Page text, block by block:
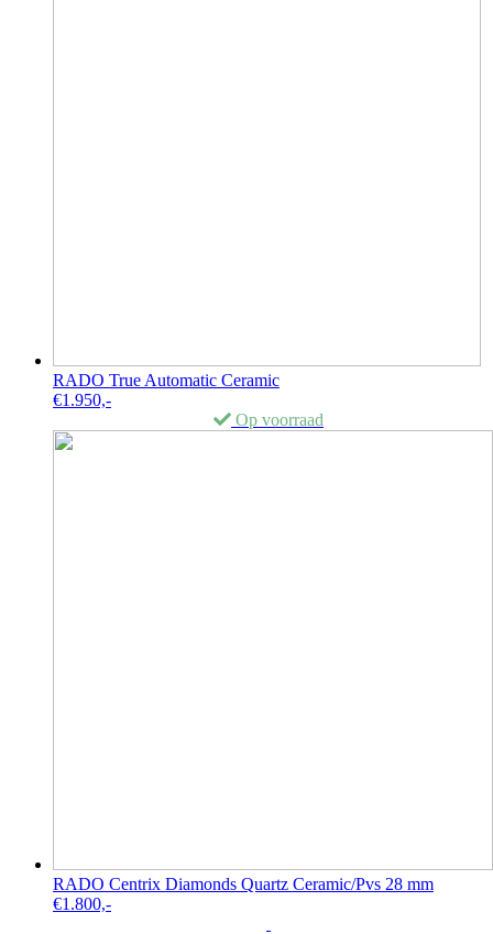
RADO True Automatic Ceramic
€1.950,-
Op voorraad
RADO Centrix Diamonds Quartz Ceramic/Pvs 28 mm
€1.800,-